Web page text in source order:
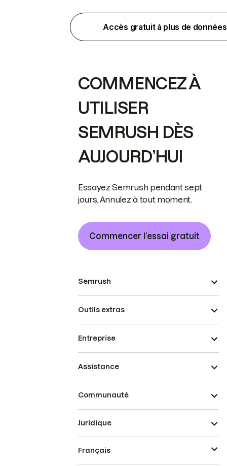
Accès gratuit à plus de données
COMMENCEZ À
UTILISER
SEMRUSH DÈS
AUJOURD’HUI
Essayez Semrush pendant sept
jours. Annulez à tout moment.
Commencer l’essai gratuit
Semrush
Outils extras
Entreprise
Assistance
Communauté
Juridique
Français